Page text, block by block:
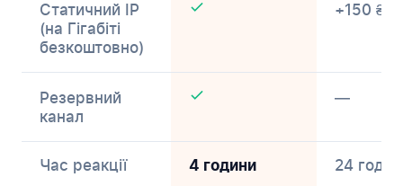
Статичний IP
(на Гігабіті
безкоштовно)
+150 ₴/
Резервний
канал
—
Час реакції 4 години 24